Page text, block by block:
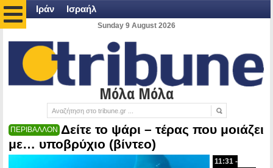
Ιράν Ισραήλ
Sunday 9 August 2026
Μόλα Μόλα
ΠΕΡΙΒΑΛΛΟΝ Δείτε το ψάρι – τέρας που μοιάζει
με… υποβρύχιο (βίντεο)
11:31 -